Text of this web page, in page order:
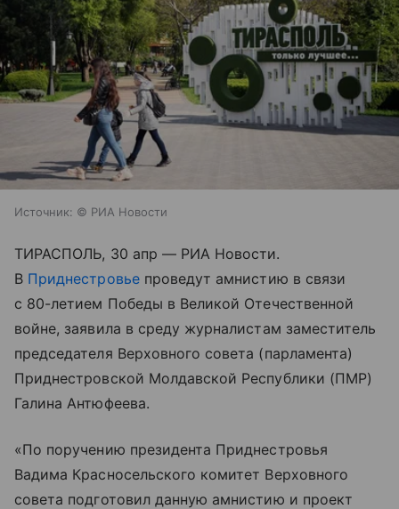
Источник: © РИА Новости
ТИРАСПОЛЬ, 30 апр — РИА Новости.
В Приднестровьепроведут амнистию в связи
с 80-летием Победы в Великой Отечественной
войне, заявила в среду журналистам заместитель
председателя Верховного совета (парламента)
Приднестровской Молдавской Республики (ПМР)
Галина Антюфеева.
«По поручению президента Приднестровья
Вадима Красносельского комитет Верховного
совета подготовил данную амнистию и проект